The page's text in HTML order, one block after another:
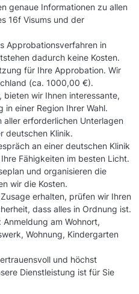
genaue Informationen zu allen
16f Visums und der
Approbationsverfahren in
dadurch keine Kosten.
für Ihre Approbation. Wir
(ca. 1000,00 €).
wir Ihnen interessante,
einer Region Ihrer Wahl.
aller erforderlichen Unterlagen
deutschen Klinik.
an einer deutschen Klinik
Fähigkeiten im besten Licht.
und organisieren die
wir die Kosten.
erhalten, prüfen wir Ihren
dass alles in Ordnung ist.
am Wohnort,
Wohnung, Kindergarten
und höchst
Dienstleistung ist für Sie